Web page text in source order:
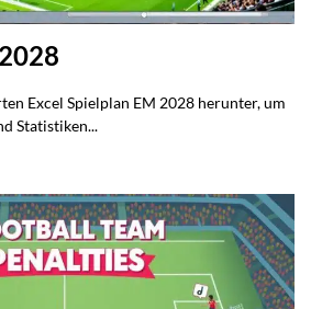
Excel Spielplan EM 2028 herunter, um
Statistiken...